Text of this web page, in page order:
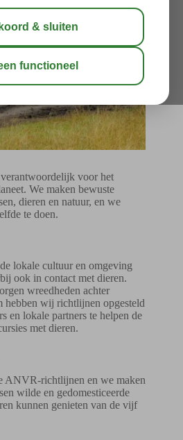
voor het
We maken bewuste
dieren en natuur, en we
te doen.
lokale cultuur en omgeving
ook in contact met dieren.
wreedheden achter
hebben wij richtlijnen opgesteld
en lokale partners te helpen de
met dieren.
ANVR-richtlijnen en we maken
wilde en gedomesticeerde
kunnen genieten van de vijf